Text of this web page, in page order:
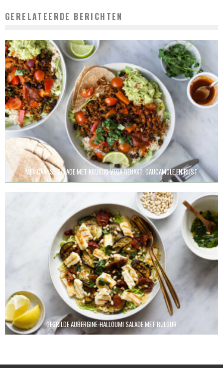
GERELATEERDE BERICHTEN
MEXICAANSE SALADE MET KRUIDIG VEGA GEHAKT, GAUCAMOLE EN RIJST
GEGRILDE AUBERGINE-HALLOUMI SALADE MET BULGUR